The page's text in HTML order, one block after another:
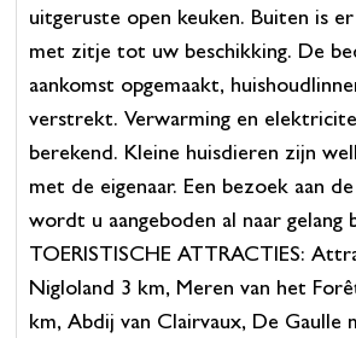
uitgeruste open keuken. Buiten is
met zitje tot uw beschikking. De
aankomst opgemaakt,
verstrekt. Verwarming en
berekend. Kleine huisdieren zijn
met de eigenaar. Een bezoek aan
wordt u aangeboden al naar gelang
TOERISTISCHE ATTRACTIES:
Nigloland 3 km, Meren van het
km, Abdij van Clairvaux, De Gaulle